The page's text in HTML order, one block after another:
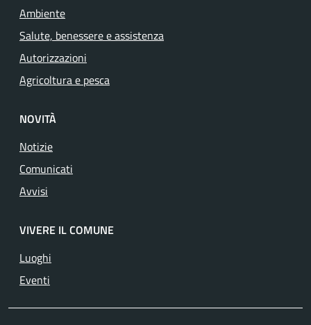
Ambiente
Salute, benessere e assistenza
Autorizzazioni
Agricoltura e pesca
NOVITÀ
Notizie
Comunicati
Avvisi
VIVERE IL COMUNE
Luoghi
Eventi